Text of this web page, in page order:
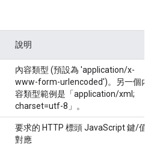
說明
內容類型 (預設為 'application/x-
www-form-urlencoded')。另一個內
容類型範例是「application/xml;
charset=utf-8」。
要求的 HTTP 標頭 JavaScript 鍵/值
對應